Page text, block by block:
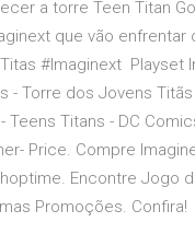
a torre Teen Titan
que vão enfrentar
#Imaginext Playset
- Torre dos Jovens Titãs
Teens Titans - DC
Price. Compre
Encontre Jogo
Promoções. Confira!